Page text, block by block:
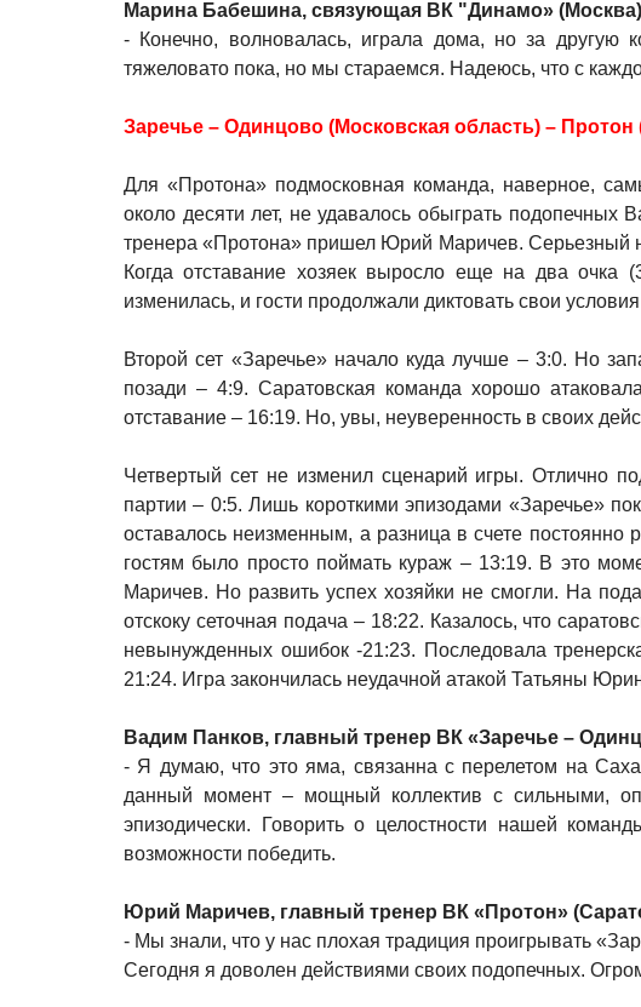
Марина Бабешина, связующая ВК "Динамо»
- Конечно, волновалась, играла дома, но за
тяжеловато пока, но мы стараемся. Надеюсь, что с
Заречье – Одинцово (Московская область) – Протон
Для «Протона» подмосковная команда, наверное,
около десяти лет, не удавалось обыграть подопечных
тренера «Протона» пришел Юрий Маричев. Серьезный
Когда отставание хозяек выросло еще на два очка
изменилась, и гости продолжали диктовать свои
Второй сет «Заречье» начало куда лучше – 3:0. Но
позади – 4:9. Саратовская команда хорошо
отставание – 16:19. Но, увы, неуверенность в своих
Четвертый сет не изменил сценарий игры. Отлично
партии – 0:5. Лишь короткими эпизодами «Заречье»
оставалось неизменным, а разница в счете постоянно
гостям было просто поймать кураж – 13:19. В это
Маричев. Но развить успех хозяйки не смогли. На
отскоку сеточная подача – 18:22. Казалось, что
невынужденных ошибок -21:23. Последовала
21:24. Игра закончилась неудачной атакой Татьяны
Вадим Панков, главный тренер ВК «Заречье –
- Я думаю, что это яма, связанна с перелетом на
данный момент – мощный коллектив с сильными,
эпизодически. Говорить о целостности нашей
возможности победить.
Юрий Маричев, главный тренер ВК «Протон»
- Мы знали, что у нас плохая традиция проигрывать
Сегодня я доволен действиями своих подопечных.